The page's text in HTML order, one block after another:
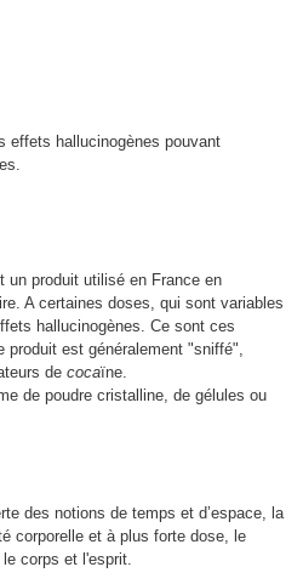
effets hallucinogènes pouvant
un produit utilisé en France en
A certaines doses, qui sont variables
hallucinogènes. Ce sont ces
est généralement "sniffé",
de cocaïne.
de poudre cristalline, de gélules ou
des notions de temps et d’espace, la
corporelle et à plus forte dose, le
corps et l'esprit.